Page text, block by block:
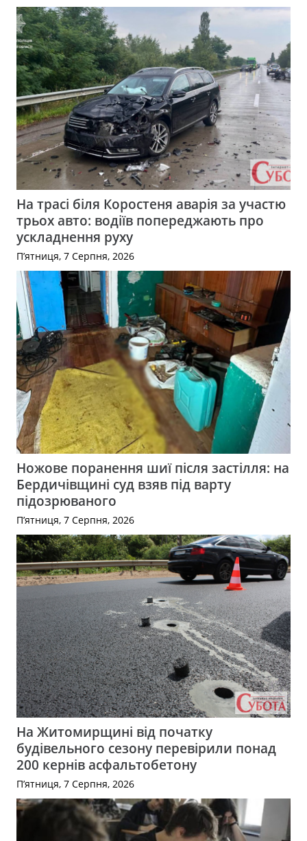
На трасі біля Коростеня аварія за участю
трьох авто: водіїв попереджають про
ускладнення руху
П’ятниця, 7 Серпня, 2026
Ножове поранення шиї після застілля: на
Бердичівщині суд взяв під варту
підозрюваного
П’ятниця, 7 Серпня, 2026
На Житомирщині від початку
будівельного сезону перевірили понад
200 кернів асфальтобетону
П’ятниця, 7 Серпня, 2026